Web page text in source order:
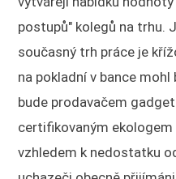
postupů" kolegů na trhu.
současný trh práce je
na pokladní v bance
bude prodavačem
certifikovaným
vzhledem k nedostatku